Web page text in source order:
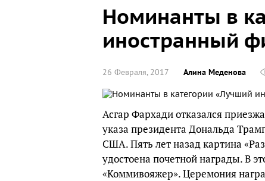
Номинанты в
иностранный
26 Февраля, 2017 Алина Меденова
Асгар Фархади отказался
указа президента Дональда
США. Пять лет назад картина
удостоена почетной награды. В
«Коммивояжер». Церемония